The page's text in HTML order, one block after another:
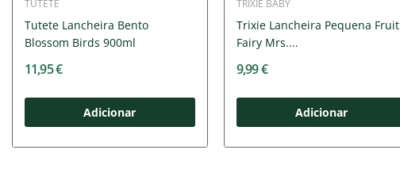
TUTETE
Tutete Lancheira Bento
Blossom Birds 900ml
11,95 €
Adicionar
TRIXIE BABY
Trixie Lancheira Pequena Fruit
Fairy Mrs....
9,99 €
Adicionar